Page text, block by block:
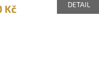
Kč DETAIL